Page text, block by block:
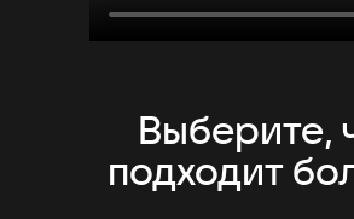
Выберите,
подходит